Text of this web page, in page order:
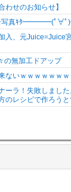
わせのお知らせ】
合写真ｷﾀ━━━━(ﾟ
入、元Juice=Juice
の無加工ドアップ
ないｗｗｗｗｗｗ
ーラ！失敗しまし
レシピで作ろうと